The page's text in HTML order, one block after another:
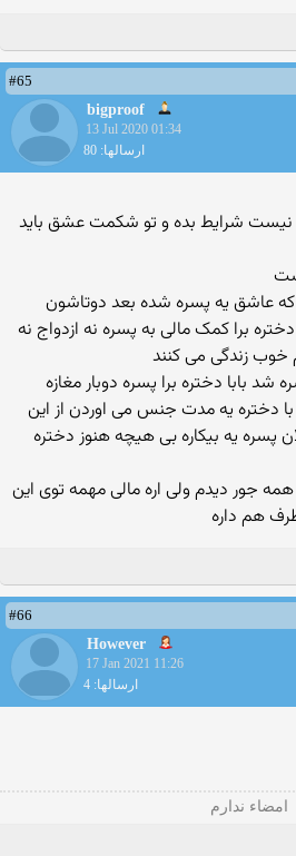
#65
bigproof
13 Jul 2020 01:34
ارسالها: 80
شرایط بده و تو شکمت عشق باید
عاشق یه پسره شده بعد دوتاشون
برا کمک مالی به پسره نه ازدواج نه
خوب زندگی می کنند
بابا دختره برا پسره دوبار مغازه
دختره یه مدت جنس می اوردن از این
پسره یه بیکاره بی هیچه هنوز دختره
جور دیدم ولی اره مالی مهمه توی این
هم داره
#66
However
17 Jan 2021 11:26
ارسالها: 4
امضاء ندارم